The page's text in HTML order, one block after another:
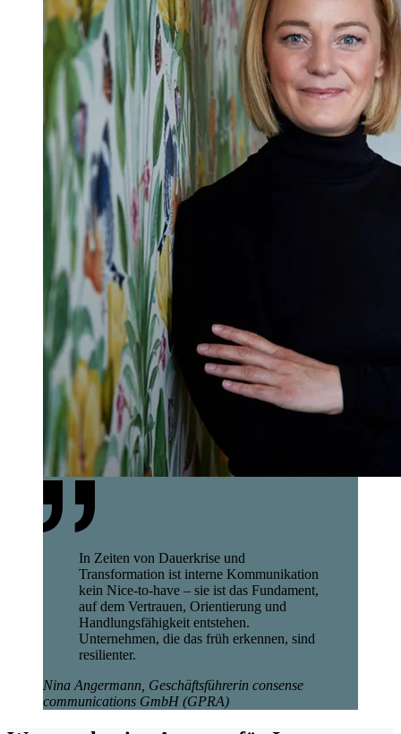
In Zeiten von Dauerkrise und
Transformation ist interne Kommunikation
kein Nice-to-have – sie ist das Fundament,
auf dem Vertrauen, Orientierung und
Handlungsfähigkeit entstehen.
Unternehmen, die das früh erkennen, sind
resilienter.
Nina Angermann, Geschäftsführerin consense
communications GmbH (GPRA)